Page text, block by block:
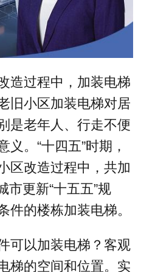
造过程中，加装电梯
旧小区加装电梯对居
是老年人、行走不便
。“十四五”时期，
区改造过程中，共加
市更新“十五五”规
件的楼栋加装电梯。
可以加装电梯？客观
梯的空间和位置。实